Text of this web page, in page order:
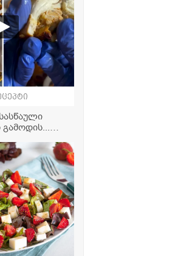
გამოდის...